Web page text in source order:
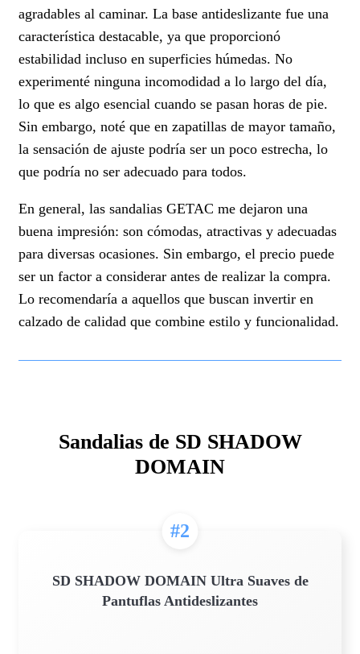
agradables al caminar. La base antideslizante fue una
característica destacable, ya que proporcionó
estabilidad incluso en superficies húmedas. No
experimenté ninguna incomodidad a lo largo del día,
lo que es algo esencial cuando se pasan horas de pie.
Sin embargo, noté que en zapatillas de mayor tamaño,
la sensación de ajuste podría ser un poco estrecha, lo
que podría no ser adecuado para todos.
En general, las sandalias GETAC me dejaron una
buena impresión: son cómodas, atractivas y adecuadas
para diversas ocasiones. Sin embargo, el precio puede
ser un factor a considerar antes de realizar la compra.
Lo recomendaría a aquellos que buscan invertir en
calzado de calidad que combine estilo y funcionalidad.
Sandalias de SD SHADOW
DOMAIN
#2
SD SHADOW DOMAIN Ultra Suaves de
Pantuflas Antideslizantes